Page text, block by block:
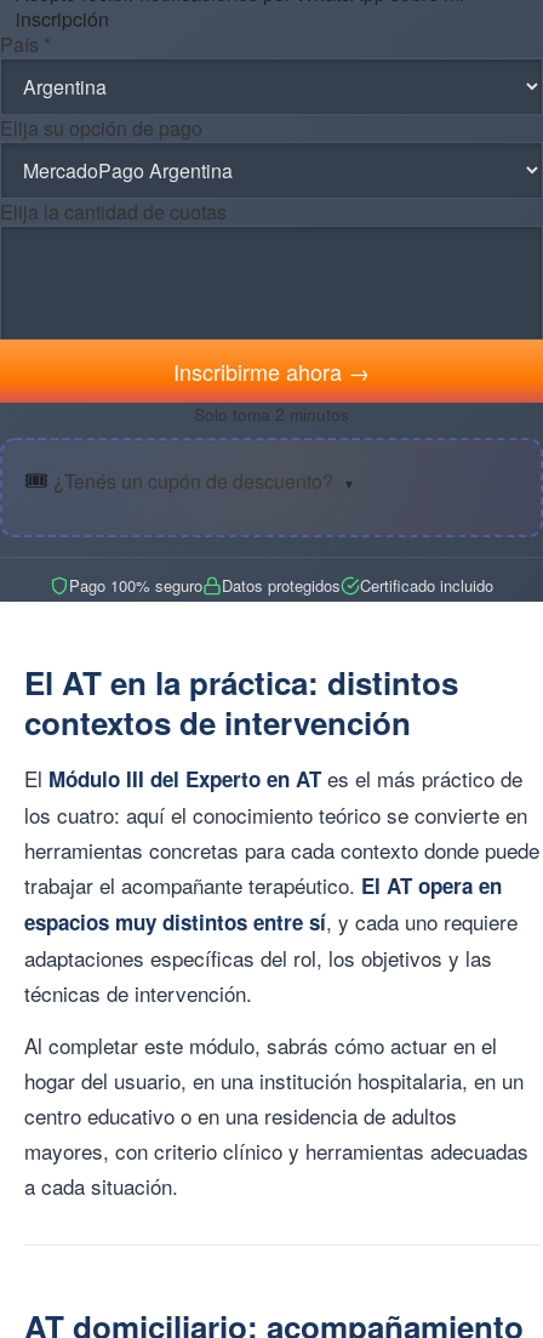
inscripción
País *
Elija su opción de pago
Elija la cantidad de cuotas
Inscribirme ahora →
Solo toma 2 minutos
🎟️ ¿Tenés un cupón de descuento? ▼
Pago 100% seguro Datos protegidos Certificado incluido
El AT en la práctica: distintos
contextos de intervención
El Módulo III del Experto en ATes el más práctico de
los cuatro: aquí el conocimiento teórico se convierte en
herramientas concretas para cada contexto donde puede
trabajar el acompañante terapéutico. El AT opera en
espacios muy distintos entre sí, y cada uno requiere
adaptaciones específicas del rol, los objetivos y las
técnicas de intervención.
Al completar este módulo, sabrás cómo actuar en el
hogar del usuario, en una institución hospitalaria, en un
centro educativo o en una residencia de adultos
mayores, con criterio clínico y herramientas adecuadas
a cada situación.
AT domiciliario: acompañamiento